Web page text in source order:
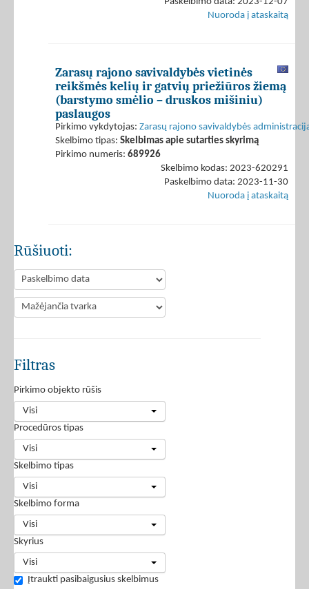
Nuoroda į ataskaitą
Zarasų rajono savivaldybės vietinės
reikšmės kelių ir gatvių priežiūros žiemą
(barstymo smėlio – druskos mišiniu)
paslaugos
Pirkimo vykdytojas: Zarasų rajono savivaldybės
Skelbimo tipas: Skelbimas apie sutarties skyrimą
Pirkimo numeris: 689926
Skelbimo kodas: 2023-620291
Paskelbimo data: 2023-11-30
Nuoroda į ataskaitą
Rūšiuoti:
Filtras
Pirkimo objekto rūšis
Visi
Procedūros tipas
Visi
Skelbimo tipas
Visi
Skelbimo forma
Visi
Skyrius
Visi
Įtraukti pasibaigusius skelbimus